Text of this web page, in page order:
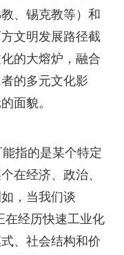
、锡克教等）和
文明发展路径截
的大熔炉，融合
的多元文化影
面貌。
指的是某个特定
在经济、政治、
，当我们谈
在经历快速工业化
、社会结构和价